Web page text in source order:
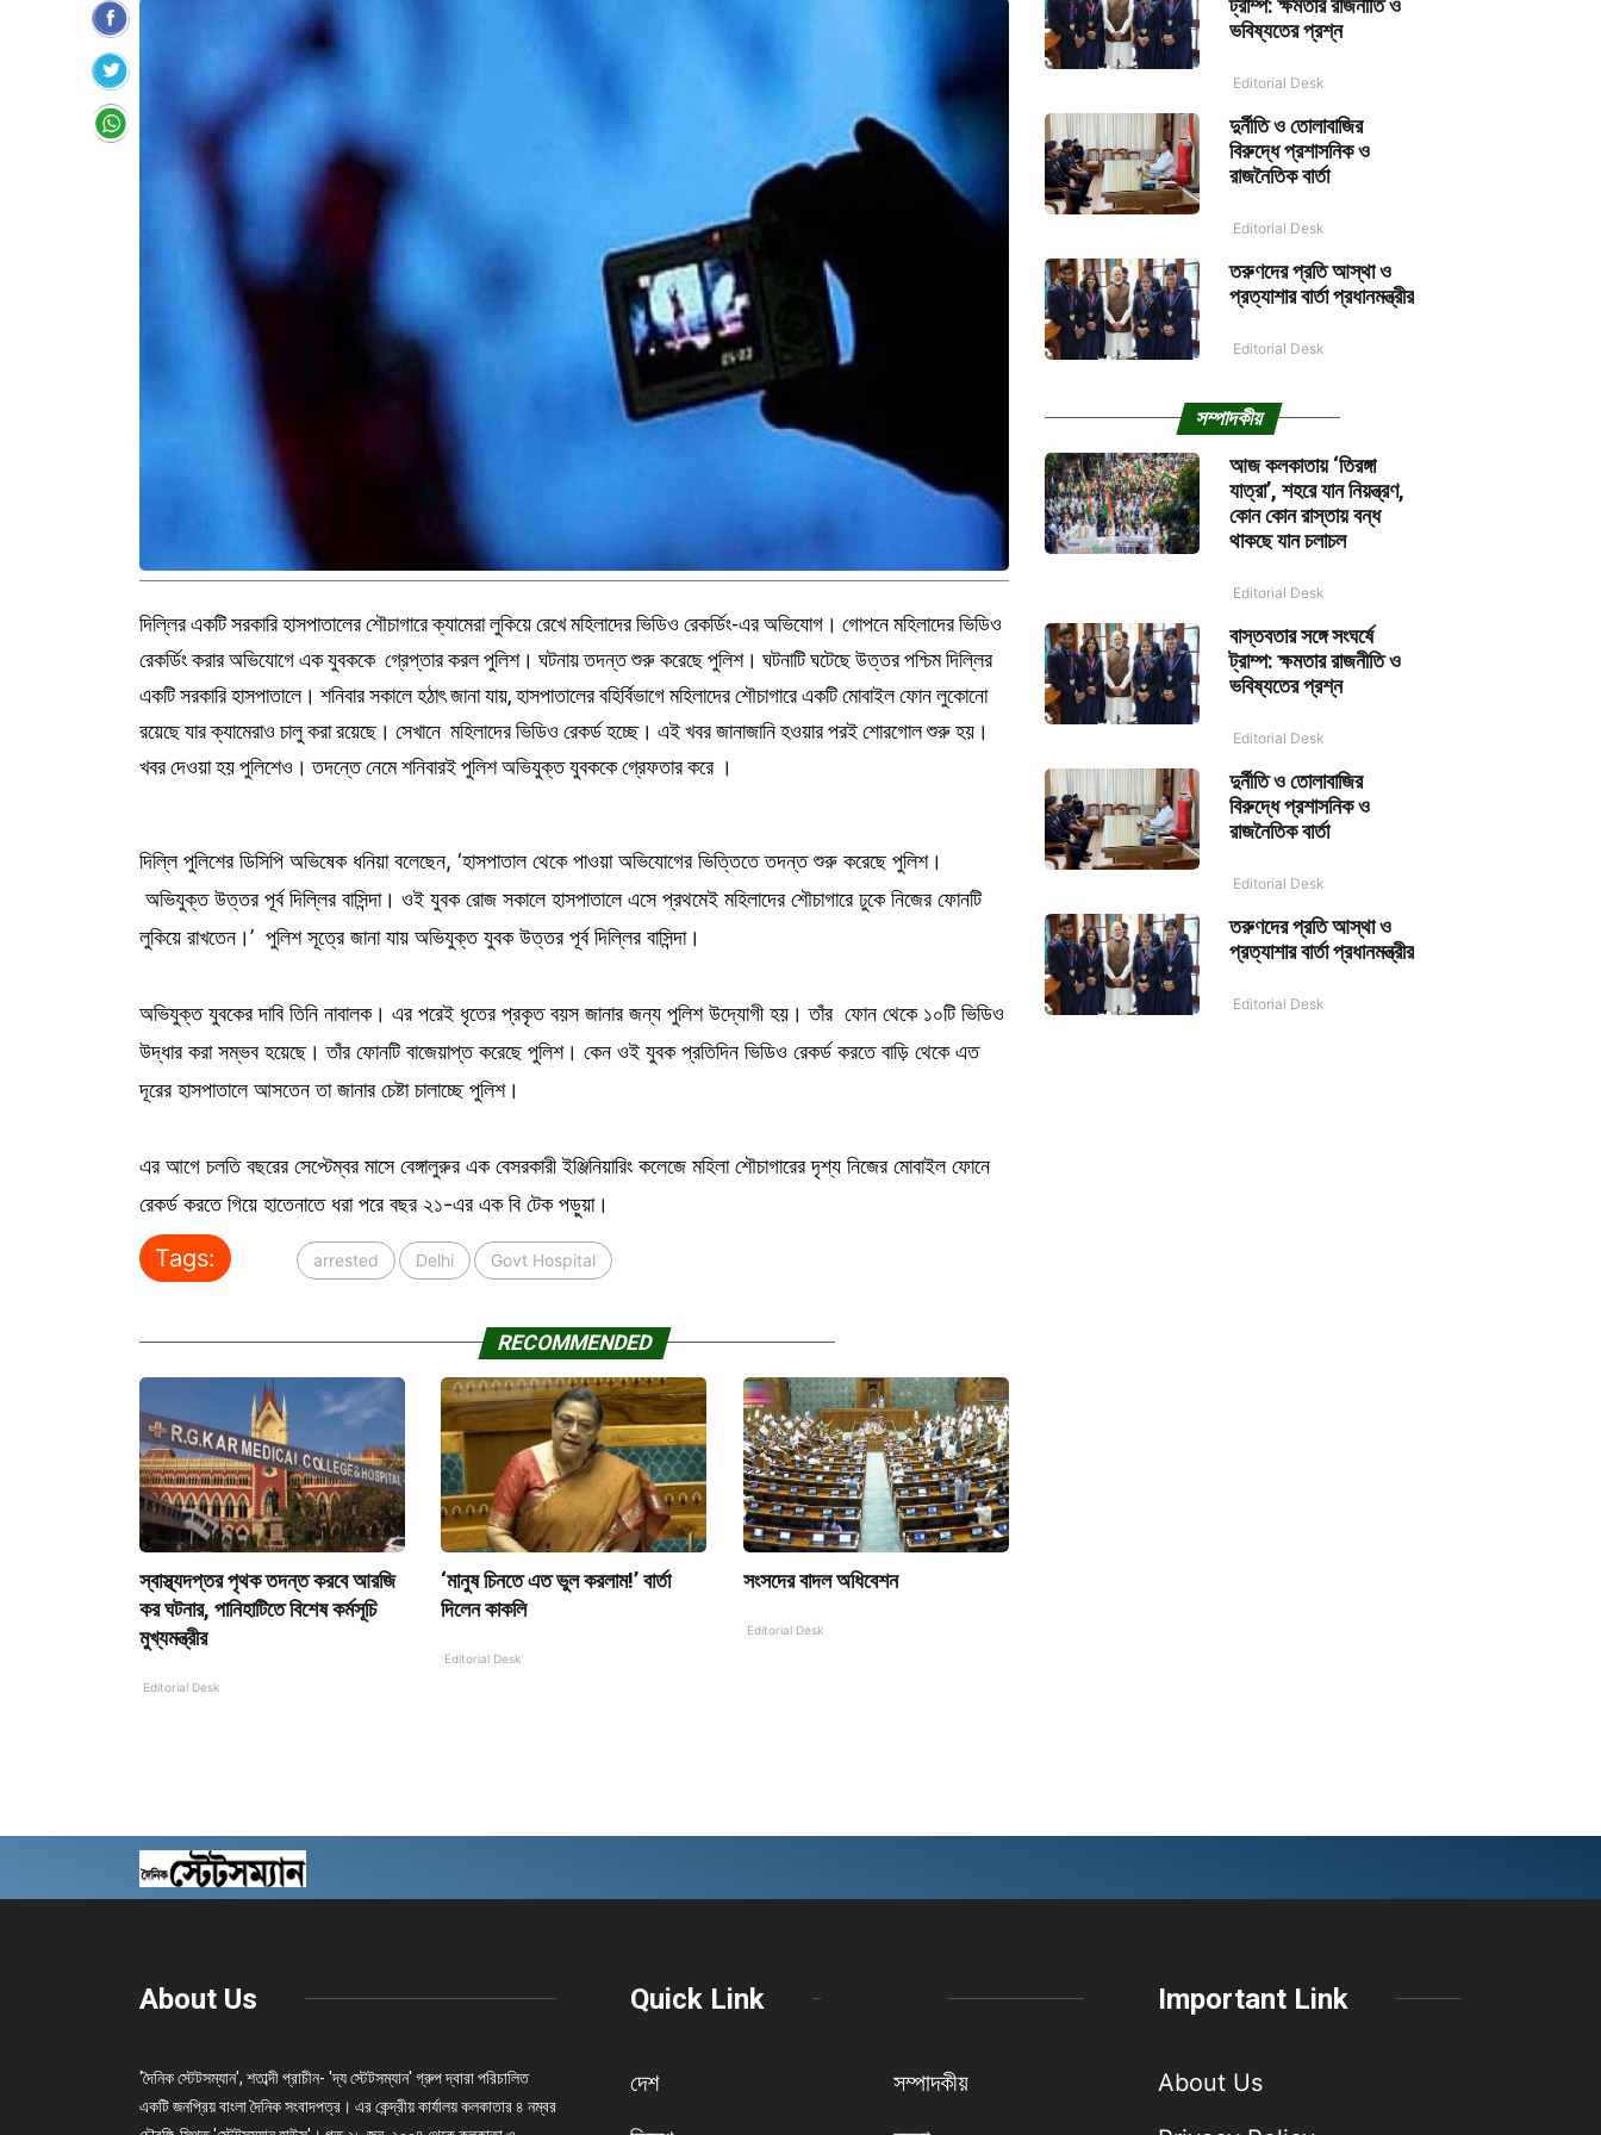
দিল্লির একটি সরকারি হাসপাতালের শৌচাগারে ক্যামেরা লুকিয়ে রেখে মহিলাদের ভিডিও রেকর্ডিং-এর অভিযোগ। গোপনে মহিলাদের ভিডিও
রেকর্ডিং করার অভিযোগে এক যুবককে গ্রেপ্তার করল পুলিশ। ঘটনায় তদন্ত শুরু করেছে পুলিশ। ঘটনাটি ঘটেছে উত্তর পশ্চিম দিল্লির
একটি সরকারি হাসপাতালে। শনিবার সকালে হঠাৎ জানা যায়, হাসপাতালের বহির্বিভাগে মহিলাদের শৌচাগারে একটি মোবাইল ফোন লুকোনো
রয়েছে যার ক্যামেরাও চালু করা রয়েছে। সেখানে মহিলাদের ভিডিও রেকর্ড হচ্ছে। এই খবর জানাজানি হওয়ার পরই শোরগোল শুরু হয়।
খবর দেওয়া হয় পুলিশেও। তদন্তে নেমে শনিবারই পুলিশ অভিযুক্ত যুবককে গ্রেফতার করে ।
দিল্লি পুলিশের ডিসিপি অভিষেক ধনিয়া বলেছেন, ‘হাসপাতাল থেকে পাওয়া অভিযোগের ভিত্তিতে তদন্ত শুরু করেছে পুলিশ।
অভিযুক্ত উত্তর পূর্ব দিল্লির বাসিন্দা। ওই যুবক রোজ সকালে হাসপাতালে এসে প্রথমেই মহিলাদের শৌচাগারে ঢুকে নিজের ফোনটি
লুকিয়ে রাখতেন।’ পুলিশ সূত্রে জানা যায় অভিযুক্ত যুবক উত্তর পূর্ব দিল্লির বাসিন্দা।
অভিযুক্ত যুবকের দাবি তিনি নাবালক। এর পরেই ধৃতের প্রকৃত বয়স জানার জন্য পুলিশ উদ্যোগী হয়। তাঁর ফোন থেকে ১০টি ভিডিও
উদ্ধার করা সম্ভব হয়েছে। তাঁর ফোনটি বাজেয়াপ্ত করেছে পুলিশ। কেন ওই যুবক প্রতিদিন ভিডিও রেকর্ড করতে বাড়ি থেকে এত
দূরের হাসপাতালে আসতেন তা জানার চেষ্টা চালাচ্ছে পুলিশ।
এর আগে চলতি বছরের সেপ্টেম্বর মাসে বেঙ্গালুরুর এক বেসরকারী ইঞ্জিনিয়ারিং কলেজে মহিলা শৌচাগারের দৃশ্য নিজের মোবাইল ফোনে
রেকর্ড করতে গিয়ে হাতেনাতে ধরা পরে বছর ২১-এর এক বি টেক পড়ুয়া।
Tags: arrested Delhi Govt Hospital
RECOMMENDED
স্বাস্থ্যদপ্তর পৃথক তদন্ত করবে আরজি
কর ঘটনার, পানিহাটিতে বিশেষ কর্মসূচি
মুখ্যমন্ত্রীর
Editorial Desk
‘মানুষ চিনতে এত ভুল করলাম!’ বার্তা
দিলেন কাকলি
Editorial Desk
সংসদের বাদল অধিবেশন
Editorial Desk
ট্রাম্প: ক্ষমতার রাজনীতি ও
ভবিষ্যতের প্রশ্ন
Editorial Desk
দুর্নীতি ও তোলাবাজির
বিরুদ্ধে প্রশাসনিক ও
রাজনৈতিক বার্তা
Editorial Desk
তরুণদের প্রতি আস্থা ও
প্রত্যাশার বার্তা প্রধানমন্ত্রীর
Editorial Desk
সম্পাদকীয়
আজ কলকাতায় ‘তিরঙ্গা
যাত্রা’, শহরে যান নিয়ন্ত্রণ,
কোন কোন রাস্তায় বন্ধ
থাকছে যান চলাচল
Editorial Desk
বাস্তবতার সঙ্গে সংঘর্ষে
ট্রাম্প: ক্ষমতার রাজনীতি ও
ভবিষ্যতের প্রশ্ন
Editorial Desk
দুর্নীতি ও তোলাবাজির
বিরুদ্ধে প্রশাসনিক ও
রাজনৈতিক বার্তা
Editorial Desk
তরুণদের প্রতি আস্থা ও
প্রত্যাশার বার্তা প্রধানমন্ত্রীর
Editorial Desk
About Us
'দৈনিক স্টেটসম্যান', শতাব্দী প্রাচীন- 'দ্য স্টেটসম্যান' গ্রুপ দ্বারা পরিচালিত
একটি জনপ্রিয় বাংলা দৈনিক সংবাদপত্র। এর কেন্দ্রীয় কার্যালয় কলকাতার ৪ নম্বর
Quick Link
দেশ
সম্পাদকীয়
Important Link
About Us